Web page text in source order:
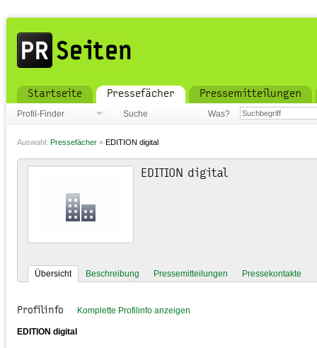
Startseite Pressefächer Pressemitteilungen
Profil-Finder Suche Was?
Auswahl: Pressefächer » EDITION digital
EDITION digital
Übersicht Beschreibung Pressemitteilungen Pressekontakte
Profilinfo Komplette Profilinfo anzeigen
EDITION digital